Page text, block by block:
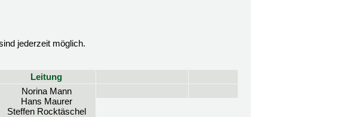
jederzeit möglich.
Leitung
Norina Mann
Hans Maurer
Steffen Rocktäschel